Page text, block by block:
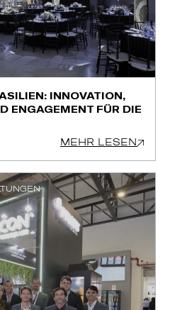
INNOVATION,
ENGAGEMENT FÜR DIE
MEHR LESEN